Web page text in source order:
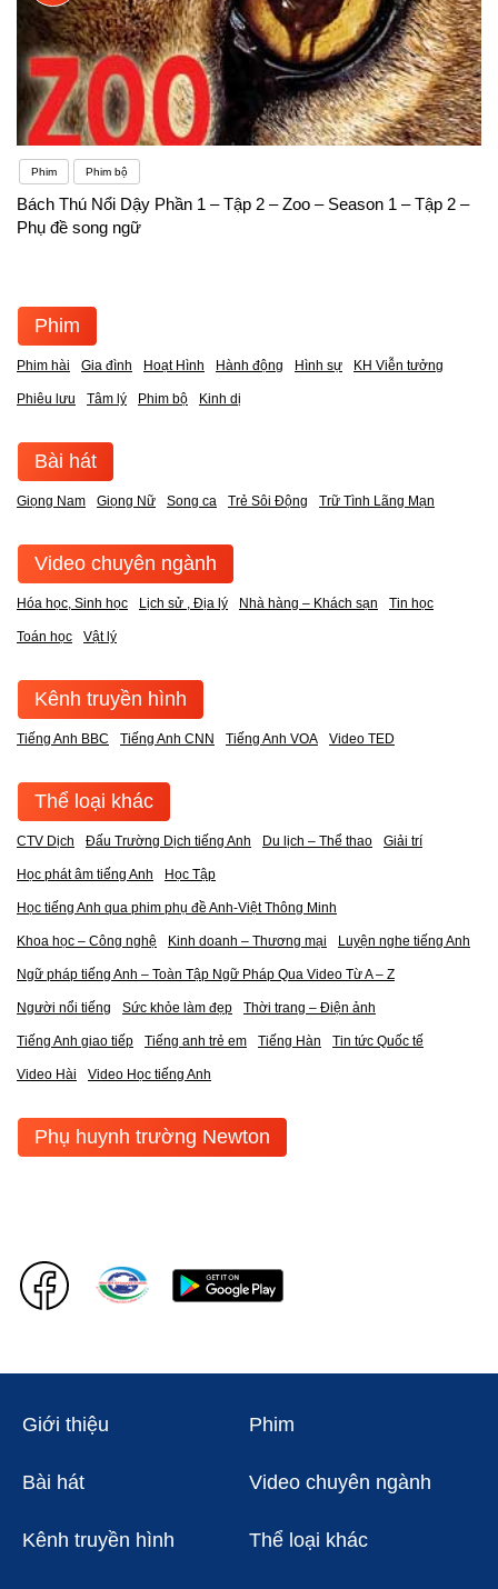
Phim Phim bộ
Bách Thú Nổi Dậy Phần 1 – Tập 2 – Zoo – Season 1 – Tập 2 –
Phụ đề song ngữ
Phim
Phim hài Gia đình Hoạt Hình Hành động Hình sự KH Viễn tưởng
Phiêu lưu Tâm lý Phim bộ Kinh dị
Bài hát
Giọng Nam Giọng Nữ Song ca Trẻ Sôi Động Trữ Tình Lãng Mạn
Video chuyên ngành
Hóa học, Sinh học Lịch sử , Địa lý Nhà hàng – Khách sạn Tin học
Toán học Vật lý
Kênh truyền hình
Tiếng Anh BBC Tiếng Anh CNN Tiếng Anh VOA Video TED
Thể loại khác
CTV Dịch Đấu Trường Dịch tiếng Anh Du lịch – Thể thao Giải trí
Học phát âm tiếng Anh Học Tập
Học tiếng Anh qua phim phụ đề Anh-Việt Thông Minh
Khoa học – Công nghệ Kinh doanh – Thương mại Luyện nghe tiếng Anh
Ngữ pháp tiếng Anh – Toàn Tập Ngữ Pháp Qua Video Từ A – Z
Người nổi tiếng Sức khỏe làm đẹp Thời trang – Điện ảnh
Tiếng Anh giao tiếp Tiếng anh trẻ em Tiếng Hàn Tin tức Quốc tế
Video Hài Video Học tiếng Anh
Phụ huynh trường Newton
Giới thiệu Phim
Bài hát Video chuyên ngành
Kênh truyền hình Thể loại khác